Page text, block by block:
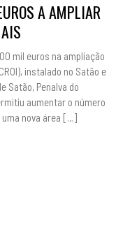
A AMPLIAR
mil euros na ampliação
instalado no Satão e
Satão, Penalva do
aumentar o número
nova área […]